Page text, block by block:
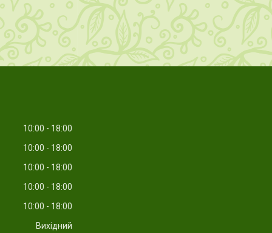
10:00
18:00
10:00
18:00
10:00
18:00
10:00
18:00
10:00
18:00
Вихідний